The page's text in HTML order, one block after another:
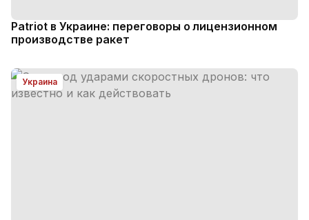
Patriot в Украине: переговоры о лицензионном
производстве ракет
Украина